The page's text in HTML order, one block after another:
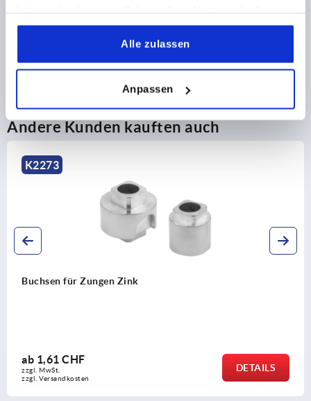
gesammelt haben.
Alle zulassen
Anpassen
DOWNLOADS
Andere Kunden kauften auch
4,13 CHF
zzgl. Versandkosten